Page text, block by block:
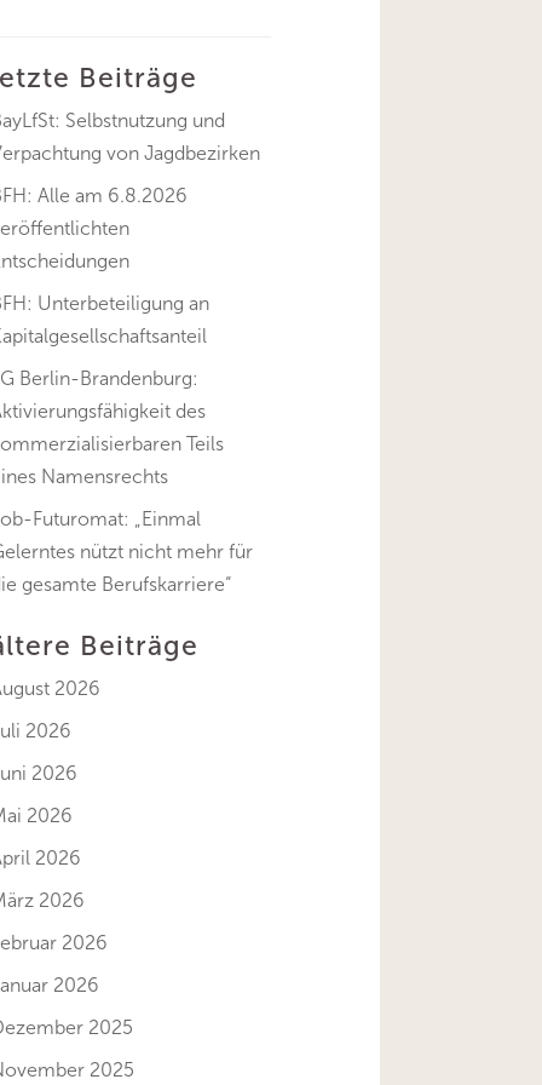
Beiträge
Selbstnutzung und
von Jagdbezirken
Alle am 6.8.2026
Unterbeteiligung an
Berlin-Brandenburg:
des
Teils
Namensrechts
Futuromat: „Einmal
nützt nicht mehr für
gesamte Berufskarriere“
Beiträge
2026
2026
2026
2026
2026
2026
2026
2026
2025
2025